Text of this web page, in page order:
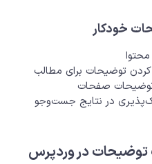
خودکار
توضیحات برای مطالب
صفحات
در نتایج جست‌وجو
توضیحات در وردپرس